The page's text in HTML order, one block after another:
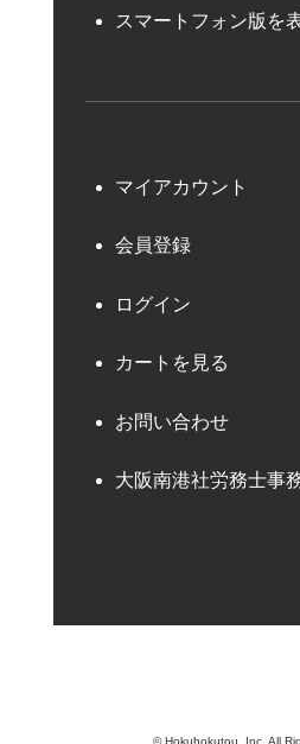
スマートフォン版を
マイアカウント
会員登録
ログイン
カートを見る
お問い合わせ
大阪南港社労務士事
© Hokuhokutou, Inc. All